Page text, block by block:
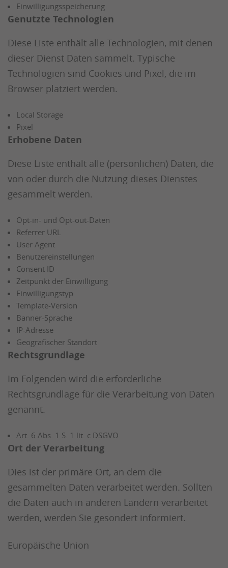
Einwilligungsspeicherung
Genutzte Technologien
Diese Liste enthält alle Technologien, mit denen
dieser Dienst Daten sammelt. Typische
Technologien sind Cookies und Pixel, die im
Browser platziert werden.
Local Storage
Pixel
Erhobene Daten
Diese Liste enthält alle (persönlichen) Daten, die
von oder durch die Nutzung dieses Dienstes
gesammelt werden.
Opt-in- und Opt-out-Daten
Referrer URL
User Agent
Benutzereinstellungen
Consent ID
Zeitpunkt der Einwilligung
Einwilligungstyp
Template-Version
Banner-Sprache
IP-Adresse
Geografischer Standort
Rechtsgrundlage
Im Folgenden wird die erforderliche
Rechtsgrundlage für die Verarbeitung von Daten
genannt.
Art. 6 Abs. 1 S. 1 lit. c DSGVO
Ort der Verarbeitung
Dies ist der primäre Ort, an dem die
gesammelten Daten verarbeitet werden. Sollten
die Daten auch in anderen Ländern verarbeitet
werden, werden Sie gesondert informiert.
Europäische Union